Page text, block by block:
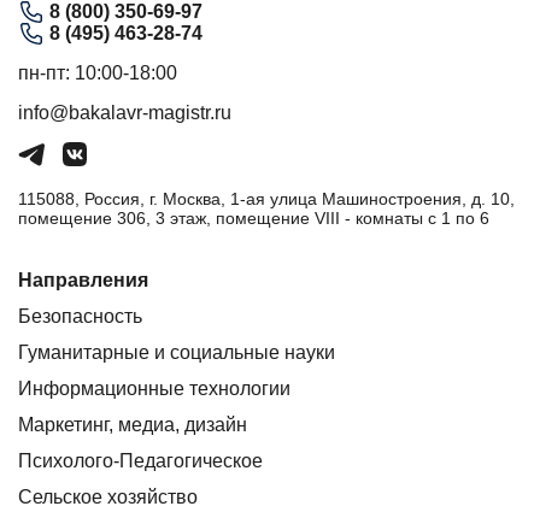
8 (800) 350-69-97
8 (495) 463-28-74
пн-пт: 10:00-18:00
info@bakalavr-magistr.ru
115088, Россия, г. Москва, 1-ая улица Машиностроения, д. 10,
помещение 306, 3 этаж, помещение VIII - комнаты с 1 по 6
Направления
Безопасность
Гуманитарные и социальные науки
Информационные технологии
Маркетинг, медиа, дизайн
Психолого-Педагогическое
Сельское хозяйство